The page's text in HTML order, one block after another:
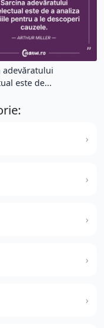
adevăratului
este de...